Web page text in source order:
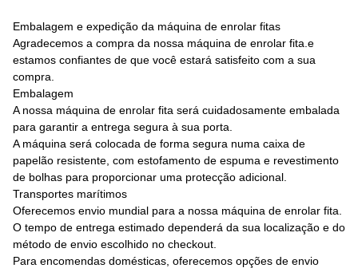
Embalagem e expedição da máquina de enrolar fitas
Agradecemos a compra da nossa máquina de enrolar fita.e
estamos confiantes de que você estará satisfeito com a sua
compra.
Embalagem
A nossa máquina de enrolar fita será cuidadosamente embalada
para garantir a entrega segura à sua porta.
A máquina será colocada de forma segura numa caixa de
papelão resistente, com estofamento de espuma e revestimento
de bolhas para proporcionar uma protecção adicional.
Transportes marítimos
Oferecemos envio mundial para a nossa máquina de enrolar fita.
O tempo de entrega estimado dependerá da sua localização e do
método de envio escolhido no checkout.
Para encomendas domésticas, oferecemos opções de envio